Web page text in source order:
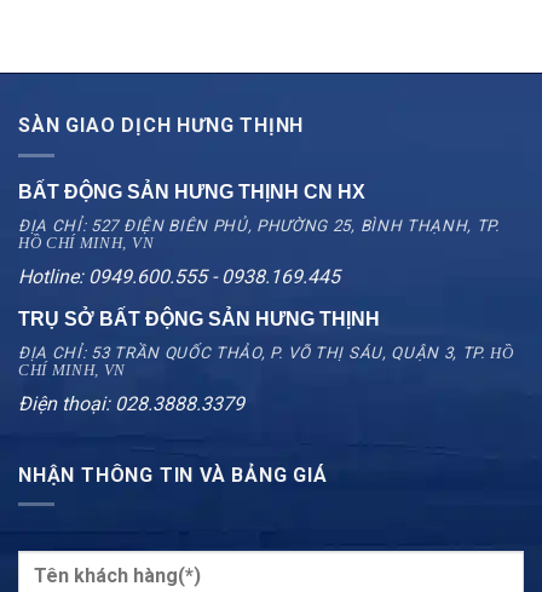
SÀN GIAO DỊCH HƯNG THỊNH
BẤT ĐỘNG SẢN HƯNG THỊNH CN HX
ĐỊA CHỈ: 527 ĐIỆN BIÊN PHỦ, PHƯỜNG 25, BÌNH THẠNH, TP.
HỒ CHÍ MINH, VN
Hotline: 0949.600.555 - 0938.169.445
TRỤ SỞ BẤT ĐỘNG SẢN HƯNG THỊNH
ĐỊA CHỈ: 53 TRẦN QUỐC THẢO, P. VÕ THỊ SÁU, QUẬN 3, TP. HỒ
CHÍ MINH, VN
Điện thoại: 028.3888.3379
NHẬN THÔNG TIN VÀ BẢNG GIÁ